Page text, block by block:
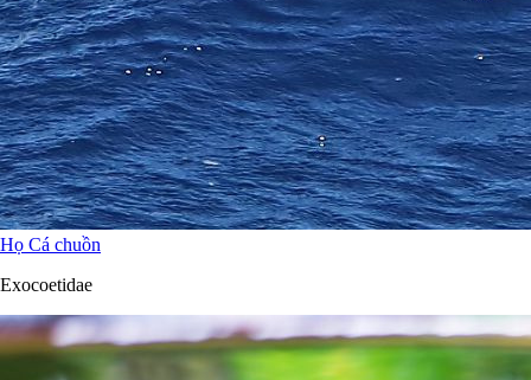
Họ Cá chuồn
Exocoetidae